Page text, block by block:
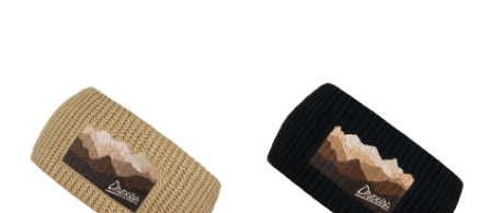
Měna
(CZK)
Přihlášení